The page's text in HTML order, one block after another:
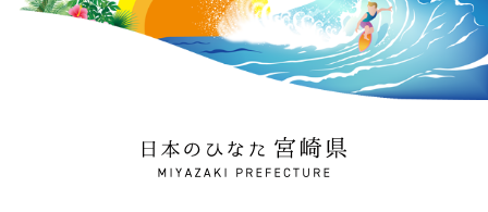
日本のひなた 宮崎県
MIYAZAKI PREFECTURE